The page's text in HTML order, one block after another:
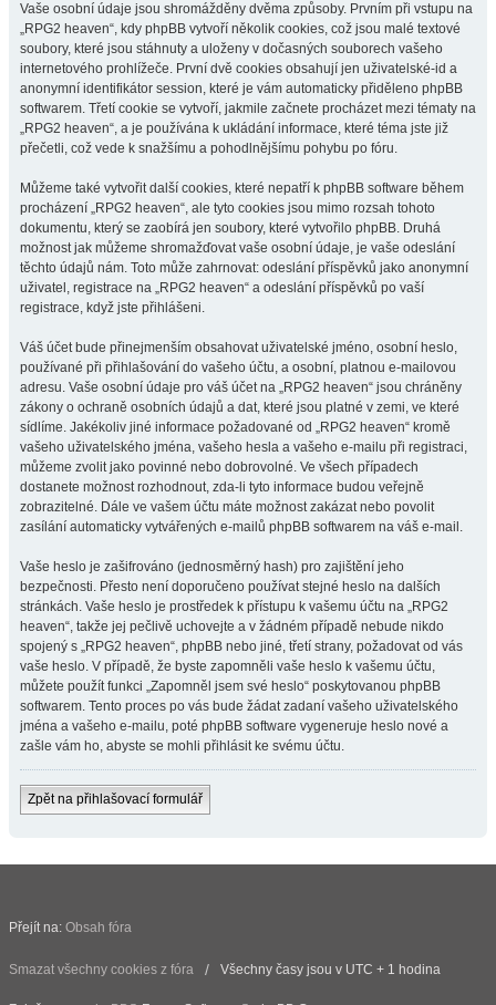
Vaše osobní údaje jsou shromážděny dvěma způsoby. Prvním při vstupu na
„RPG2 heaven“, kdy phpBB vytvoří několik cookies, což jsou malé textové
soubory, které jsou stáhnuty a uloženy v dočasných souborech vašeho
internetového prohlížeče. První dvě cookies obsahují jen uživatelské-id a
anonymní identifikátor session, které je vám automaticky přiděleno phpBB
softwarem. Třetí cookie se vytvoří, jakmile začnete procházet mezi tématy na
„RPG2 heaven“, a je používána k ukládání informace, které téma jste již
přečetli, což vede k snažšímu a pohodlnějšímu pohybu po fóru.
Můžeme také vytvořit další cookies, které nepatří k phpBB software během
procházení „RPG2 heaven“, ale tyto cookies jsou mimo rozsah tohoto
dokumentu, který se zaobírá jen soubory, které vytvořilo phpBB. Druhá
možnost jak můžeme shromažďovat vaše osobní údaje, je vaše odeslání
těchto údajů nám. Toto může zahrnovat: odeslání příspěvků jako anonymní
uživatel, registrace na „RPG2 heaven“ a odeslání příspěvků po vaší
registrace, když jste přihlášeni.
Váš účet bude přinejmenším obsahovat uživatelské jméno, osobní heslo,
používané při přihlašování do vašeho účtu, a osobní, platnou e-mailovou
adresu. Vaše osobní údaje pro váš účet na „RPG2 heaven“ jsou chráněny
zákony o ochraně osobních údajů a dat, které jsou platné v zemi, ve které
sídlíme. Jakékoliv jiné informace požadované od „RPG2 heaven“ kromě
vašeho uživatelského jména, vašeho hesla a vašeho e-mailu při registraci,
můžeme zvolit jako povinné nebo dobrovolné. Ve všech případech
dostanete možnost rozhodnout, zda-li tyto informace budou veřejně
zobrazitelné. Dále ve vašem účtu máte možnost zakázat nebo povolit
zasílání automaticky vytvářených e-mailů phpBB softwarem na váš e-mail.
Vaše heslo je zašifrováno (jednosměrný hash) pro zajištění jeho
bezpečnosti. Přesto není doporučeno používat stejné heslo na dalších
stránkách. Vaše heslo je prostředek k přístupu k vašemu účtu na „RPG2
heaven“, takže jej pečlivě uchovejte a v žádném případě nebude nikdo
spojený s „RPG2 heaven“, phpBB nebo jiné, třetí strany, požadovat od vás
vaše heslo. V případě, že byste zapomněli vaše heslo k vašemu účtu,
můžete použít funkci „Zapomněl jsem své heslo“ poskytovanou phpBB
softwarem. Tento proces po vás bude žádat zadaní vašeho uživatelského
jména a vašeho e-mailu, poté phpBB software vygeneruje heslo nové a
zašle vám ho, abyste se mohli přihlásit ke svému účtu.
Zpět na přihlašovací formulář
Přejít na: Obsah fóra
Smazat všechny cookies z fóra Všechny časy jsou v UTC + 1 hodina